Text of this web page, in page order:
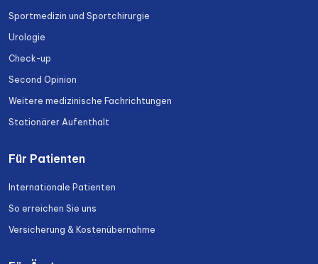
Sportmedizin und Sportchirurgie
Urologie
Check-up
Second Opinion
Weitere medizinische Fachrichtungen
Stationärer Aufenthalt
Für Patienten
Internationale Patienten
So erreichen Sie uns
Versicherung & Kostenübernahme